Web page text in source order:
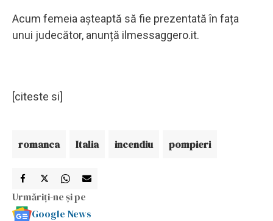
Acum femeia așteaptă să fie prezentată în fața
unui judecător, anunță ilmessaggero.it.
[citeste si]
romanca Italia incendiu pompieri
Urmăriți-ne și pe
Google News